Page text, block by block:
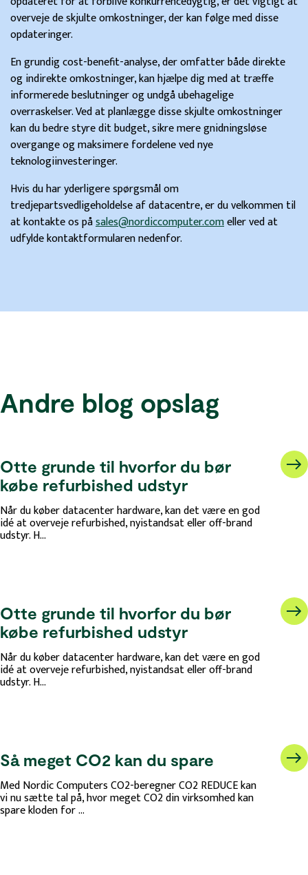
overveje de skjulte omkostninger, der kan følge med disse
opdateringer.
En grundig cost-benefit-analyse, der omfatter både direkte
og indirekte omkostninger, kan hjælpe dig med at træffe
informerede beslutninger og undgå ubehagelige
overraskelser. Ved at planlægge disse skjulte omkostninger
kan du bedre styre dit budget, sikre mere gnidningsløse
overgange og maksimere fordelene ved nye
teknologiinvesteringer.
Hvis du har yderligere spørgsmål om
tredjepartsvedligeholdelse af datacentre, er du velkommen til
at kontakte os påsales@nordiccomputer.comeller ved at
udfylde kontaktformularen nedenfor.
Andre blog opslag
Otte grunde til hvorfor du bør
købe refurbished udstyr
Når du køber datacenter hardware, kan det være en god
idé at overveje refurbished, nyistandsat eller off-brand
udstyr. H...
Otte grunde til hvorfor du bør
købe refurbished udstyr
Når du køber datacenter hardware, kan det være en god
idé at overveje refurbished, nyistandsat eller off-brand
udstyr. H...
Så meget CO2 kan du spare
Med Nordic Computers CO2-beregner CO2 REDUCE kan
vi nu sætte tal på, hvor meget CO2 din virksomhed kan
spare kloden for ...